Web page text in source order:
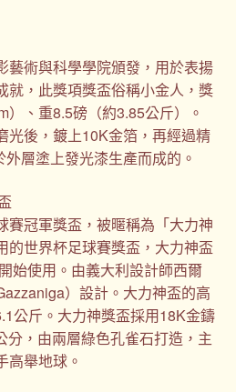
藝術與科學學院頒發，用於表揚
就，此獎項獎盃俗稱小金人，獎
）、重8.5磅（約3.85公斤）。
光後，鍍上10K金箔，再經過精
層塗上發光漆生產而成的。
賽冠軍獎盃，被暱稱為「大力神
的世界杯足球賽獎盃，大力神盃
始使用。由義大利設計師西爾
）設計。大力神盃的高
公斤。大力神獎盃採用18K金鑄
分，由兩層綠色孔雀石打造，主
高舉地球。